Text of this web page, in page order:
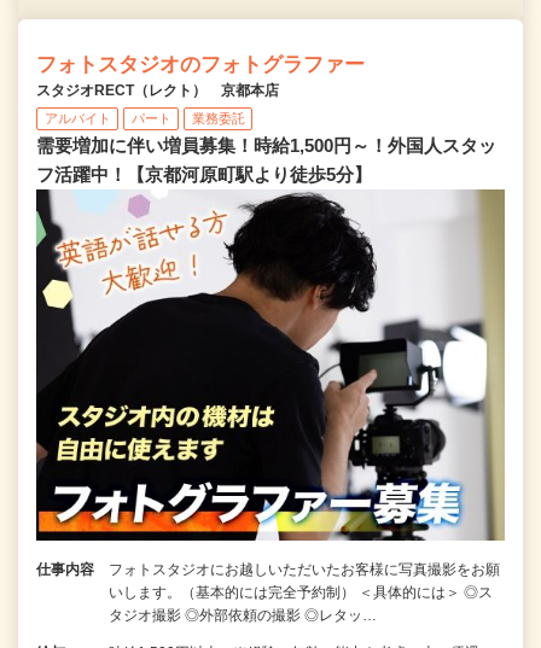
フォトスタジオのフォトグラファー
スタジオRECT（レクト） 京都本店
アルバイト パート 業務委託
需要増加に伴い増員募集！時給1,500円～！外国人スタッ
フ活躍中！【京都河原町駅より徒歩5分】
仕事内容
フォトスタジオにお越しいただいたお客様に写真撮影をお願
いします。（基本的には完全予約制） ＜具体的には＞ ◎ス
タジオ撮影 ◎外部依頼の撮影 ◎レタッ…